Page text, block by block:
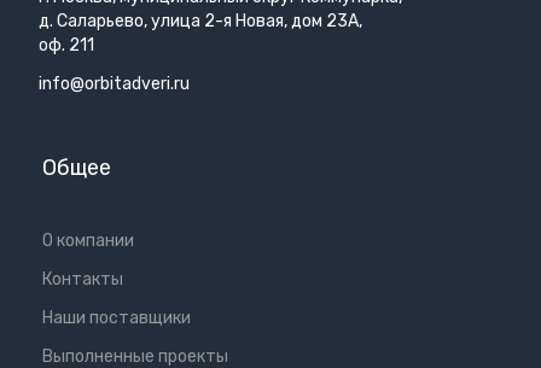
д. Саларьево, улица 2-я Новая, дом 23А,
оф. 211
info@orbitadveri.ru
Общее
О компании
Контакты
Наши поставщики
Выполненные проекты